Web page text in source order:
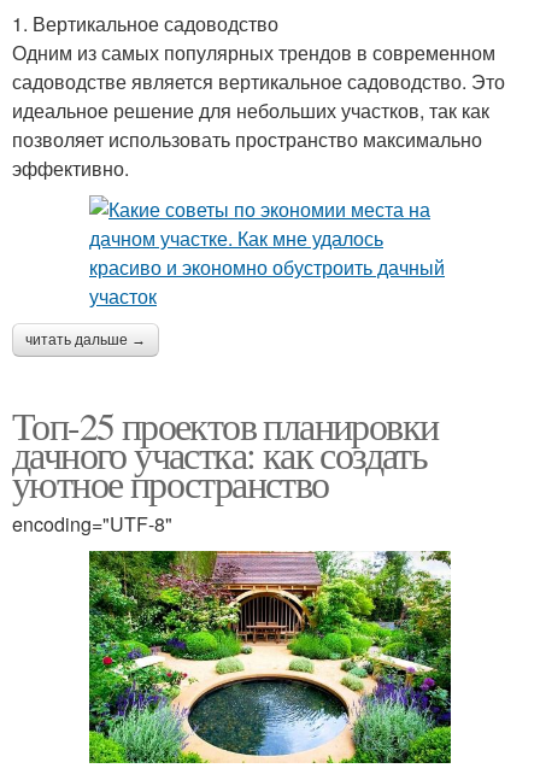
1. Вертикальное садоводство
Одним из самых популярных трендов в современном
садоводстве является вертикальное садоводство. Это
идеальное решение для небольших участков, так как
позволяет использовать пространство максимально
эффективно.
читать дальше →
Топ-25 проектов планировки
дачного участка: как создать
уютное пространство
encoding="UTF-8"